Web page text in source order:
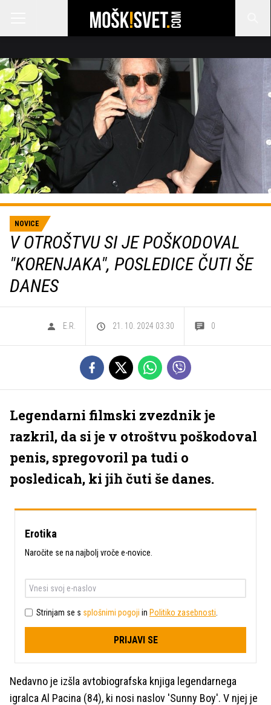
NOVICE
V OTROŠTVU SI JE POŠKODOVAL
"KORENJAKA", POSLEDICE ČUTI ŠE
DANES
E.R. 21. 10. 2024 03.30 0
Legendarni filmski zvezdnik je
razkril, da si je v otroštvu poškodoval
penis, spregovoril pa tudi o
posledicah, ki jih čuti še danes.
Erotika
Naročite se na najbolj vroče e-novice.
Strinjam se s splošnimi pogoji in Politiko zasebnosti
PRIJAVI SE
Nedavno je izšla avtobiografska knjiga legendarnega
igralca Al Pacina (84), ki nosi naslov 'Sunny Boy'. V njej je